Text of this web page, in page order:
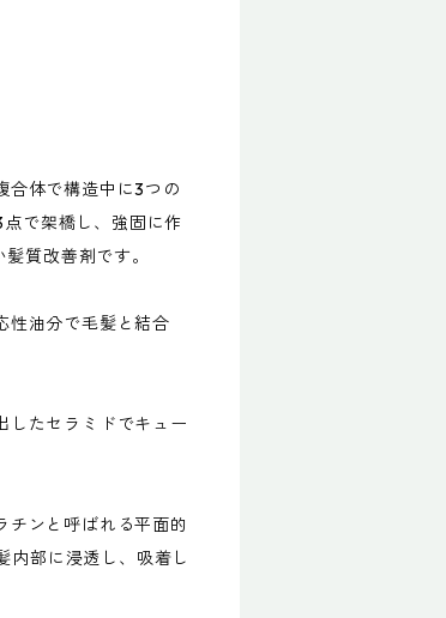
合体で構造中に3つの
で架橋し、強固に作
質改善剤です。
性油分で毛髪と結合
したセラミドでキュー
チンと呼ばれる平面的
内部に浸透し、吸着し